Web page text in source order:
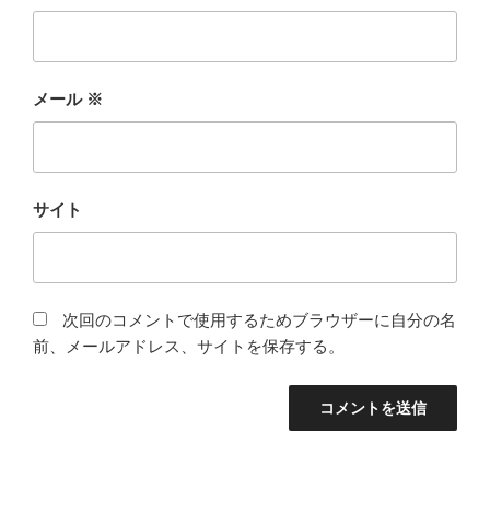
メール ※
サイト
次回のコメントで使用するためブラウザーに自分の名
前、メールアドレス、サイトを保存する。